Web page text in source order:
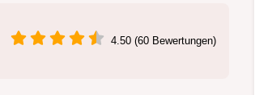
4.50 (60 Bewertungen)